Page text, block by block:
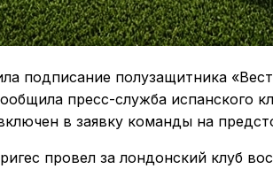
подписание полузащитника
пресс-служба испанского
в заявку команды на
провел за лондонский клуб